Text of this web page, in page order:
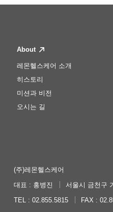
About
레몬헬스케어 소개
히스토리
미션과 비전
오시는 길
(주)레몬헬스케어
대표 : 홍병진
서울시 금천구
TEL : 02.855.5815
FAX :